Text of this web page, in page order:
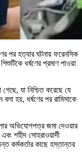
পর হত্যার ঘটনায় ফরেনসিক
ধর্ষণের প্রমাণ পাওয়া
যা নিশ্চিত করেছে যে
হয়, ধর্ষণের পর রামিসাকে
অভিযোগপত্র জমা দেওয়ার
শহীদ সোহরাওয়ার্দী
কর্মকর্তার কাছে হস্তান্তর